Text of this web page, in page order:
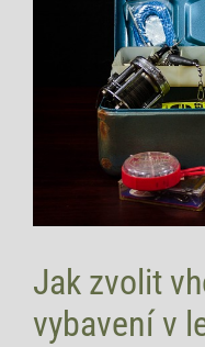
Jak zvolit
vybavení v